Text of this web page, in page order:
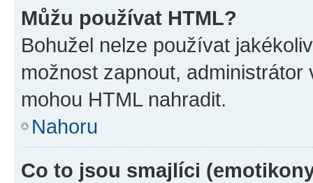
Můžu používat HTML?
Bohužel nelze používat
možnost zapnout,
mohou HTML nahradit.
Nahoru
Co to jsou smajlíci